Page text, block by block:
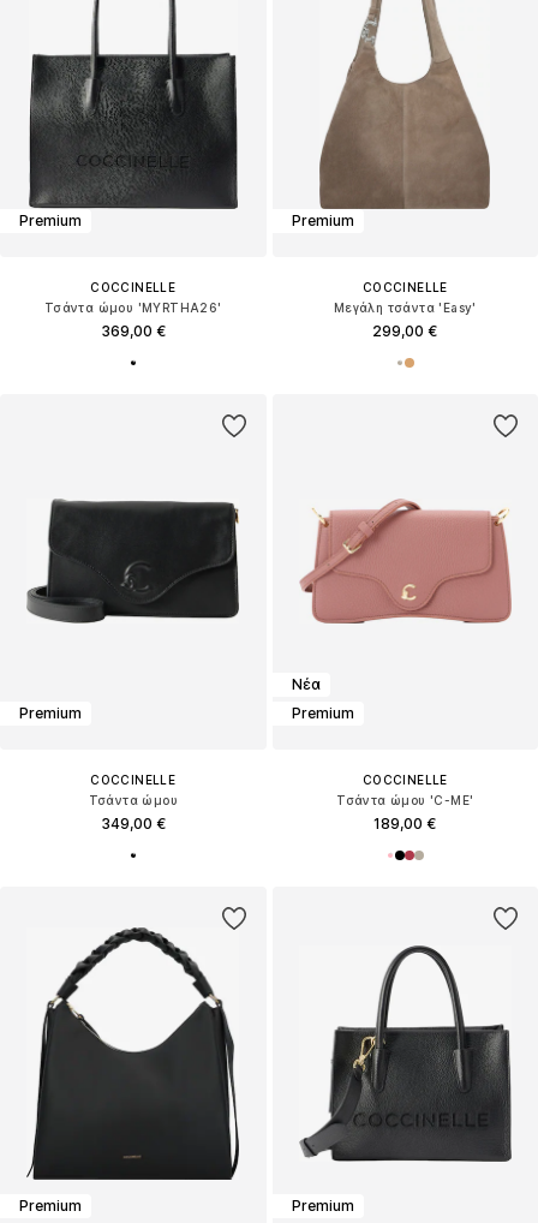
Premium
COCCINELLE
Τσάντα ώμου 'MYRTHA26'
369,00 €
Premium
COCCINELLE
Μεγάλη τσάντα 'Easy'
299,00 €
Premium
COCCINELLE
Τσάντα ώμου
349,00 €
Νέα
Premium
COCCINELLE
Τσάντα ώμου 'C-ME'
189,00 €
Premium Premium